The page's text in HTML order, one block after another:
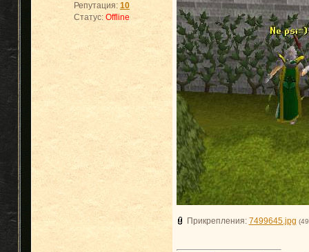
Репутация: 10
Статус: Offline
Прикрепления: 7499645.jpg